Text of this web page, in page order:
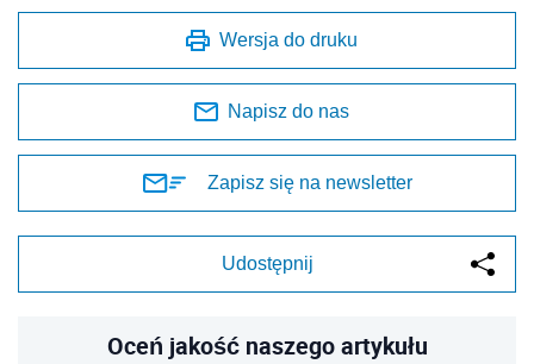
Wersja do druku
Napisz do nas
Zapisz się na newsletter
Udostępnij
Oceń jakość naszego artykułu